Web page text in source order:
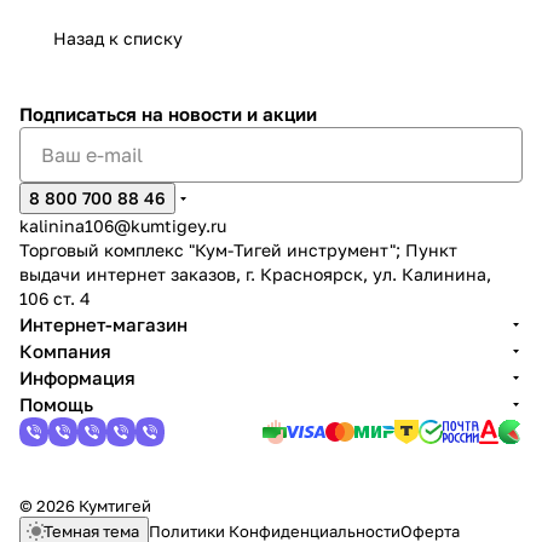
Назад к списку
Подписаться на новости и акции
8 800 700 88 46
kalinina106@kumtigey.ru
Торговый комплекс "Кум-Тигей инструмент"; Пункт
выдачи интернет заказов, г. Красноярск, ул. Калинина,
106 ст. 4
Интернет-магазин
Компания
Информация
Помощь
© 2026 Кумтигей
Темная тема Политики КонфиденциальностиОферта